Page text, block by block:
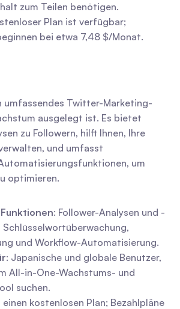
zum Teilen benötigen.
Plan ist verfügbar;
bei etwa 7,48 $/Monat.
umfassendes Twitter-Marketing-
ausgelegt ist. Es bietet
zu Followern, hilft Ihnen, Ihre
und umfasst
um
optimieren.
: Follower-Analysen und -
Schlüsselwortüberwachung,
und Workflow-Automatisierung.
: Japanische und globale Benutzer,
All-in-One-Wachstums- und
suchen.
kostenlosen Plan; Bezahlpläne